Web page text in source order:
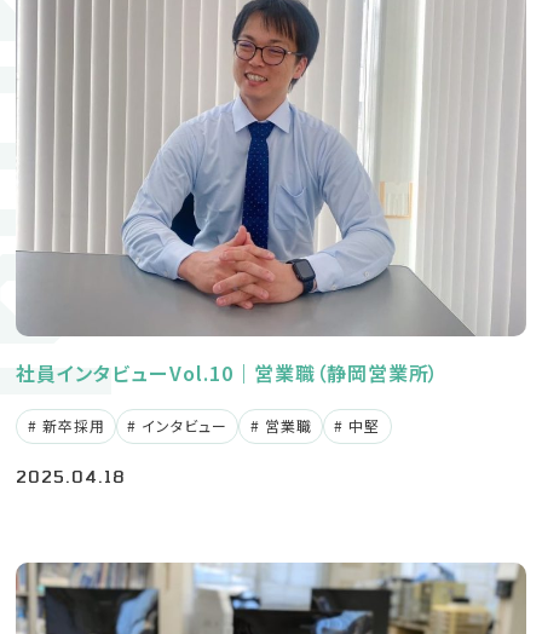
人材育成方針・キャリアパス
福利厚生
新卒募集要項
中途募集要項
採用に関するお問い合わせ
TEL053-442-
（採用受付窓口：鈴木）
企業サイト
Instagram
社員インタビューVol.10｜営業職（静岡営業所）
新卒採用 インタビュー 営業職 中堅
2025.04.18